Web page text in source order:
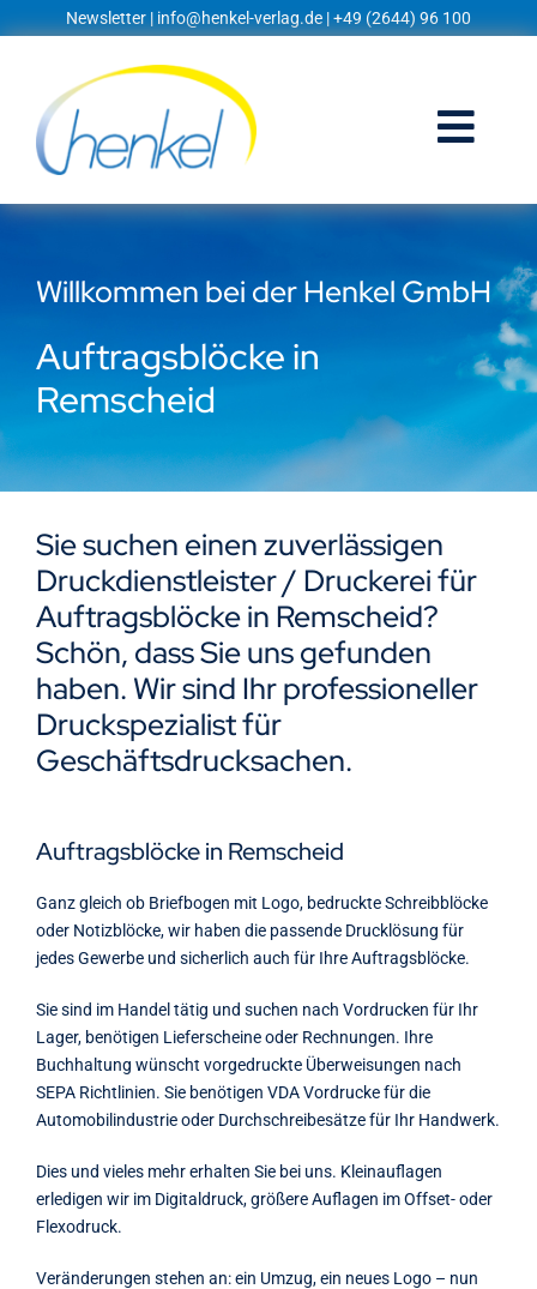
Inhalt
Newsletter | info@henkel-verlag.de | +49 (2644) 96 100
Startseite
Shop
Blog
Prospekte
Techniklexikon
Kontakt
Willkommen bei der Henkel GmbH
Auftragsblöcke in
Remscheid
Sie suchen einen zuverlässigen
Druckdienstleister / Druckerei für
Auftragsblöcke in Remscheid?
Schön, dass Sie uns gefunden
haben. Wir sind Ihr professioneller
Druckspezialist für
Geschäftsdrucksachen.
Auftragsblöcke in Remscheid
Ganz gleich ob Briefbogen mit Logo, bedruckte Schreibblöcke
oder Notizblöcke, wir haben die passende Drucklösung für
jedes Gewerbe und sicherlich auch für Ihre Auftragsblöcke.
Sie sind im Handel tätig und suchen nach Vordrucken für Ihr
Lager, benötigen Lieferscheine oder Rechnungen. Ihre
Buchhaltung wünscht vorgedruckte Überweisungen nach
SEPA Richtlinien. Sie benötigen VDA Vordrucke für die
Automobilindustrie oder Durchschreibesätze für Ihr Handwerk.
Dies und vieles mehr erhalten Sie bei uns. Kleinauflagen
erledigen wir im Digitaldruck, größere Auflagen im Offset- oder
Flexodruck.
Veränderungen stehen an: ein Umzug, ein neues Logo – nun